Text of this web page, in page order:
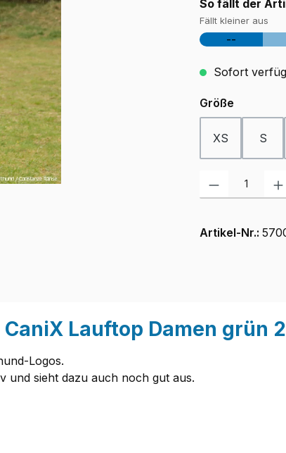
So fällt der
Fällt kleiner aus
--
Sofort
Größe
XS S
Produkt Anzahl:
Artikel-Nr.:
Lauftop Damen grün
Logos.
und sieht dazu auch noch gut aus.